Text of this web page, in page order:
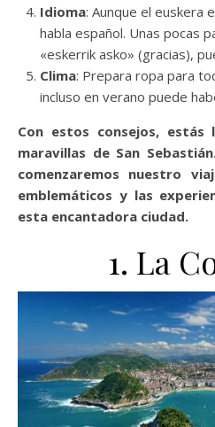
Idioma: Aunque el euskera
habla español. Unas pocas
«eskerrik asko» (gracias),
Clima: Prepara ropa para
incluso en verano puede
Con estos consejos,
maravillas de San
comenzaremos nuestro
emblemáticos y las
esta encantadora ciudad.
1. La